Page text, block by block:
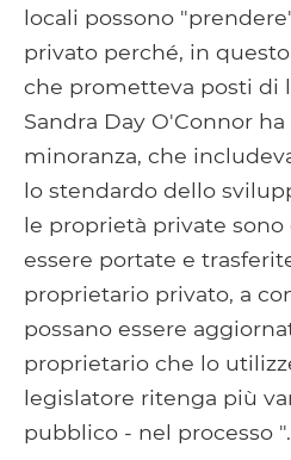
locali possono
privato perché, in
che prometteva posti di
Sandra Day O'Connor
minoranza, che
lo stendardo dello
le proprietà private sono
essere portate e
proprietario privato, a
possano essere
proprietario che lo
legislatore ritenga più
pubblico - nel processo ".